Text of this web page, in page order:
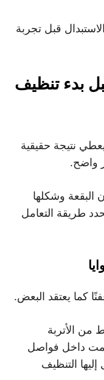
قبل تجربة
بدء تنظيف
نتيجة حقيقية
واضح.
البقعة وشكلها
طريقة التعامل
كما يعتقد البعض.
من الأتربة
داخل فواصل
التنظيف